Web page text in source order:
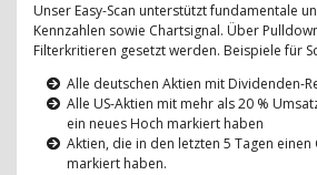
Unser Easy-Scan unterstützt fundamentale
Kennzahlen sowie Chartsignal. Über
Filterkritieren gesetzt werden. Beispiele für
Alle deutschen Aktien mit Dividenden-
Alle US-Aktien mit mehr als 20 %
ein neues Hoch markiert haben
Aktien, die in den letzten 5 Tagen
markiert haben.